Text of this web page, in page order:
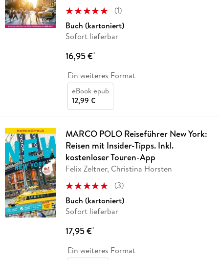
(1)
Buch (kartoniert)
Sofort lieferbar
16,95 €*
Ein weiteres Format
eBook epub
12,99 €
MARCO POLO Reiseführer New York:
Reisen mit Insider-Tipps. Inkl.
kostenloser Touren-App
Felix Zeltner, Christina Horsten
(3)
Buch (kartoniert)
Sofort lieferbar
17,95 €*
Ein weiteres Format